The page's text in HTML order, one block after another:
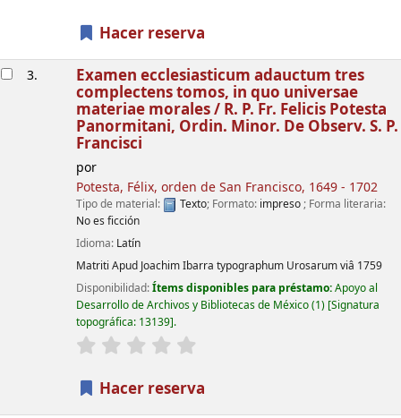
Hacer reserva
3. Examen ecclesiasticum adauctum tres
complectens tomos, in quo universae
materiae morales / R. P. Fr. Felicis Potesta
Panormitani, Ordin. Minor. De Observ. S. P.
Francisci
por
Potesta, Félix, orden de San Francisco, 1649 - 1702
Tipo de material: Texto; Formato: impreso; Forma literaria:
No es ficción
Idioma: Latín
Matriti Apud Joachim Ibarra typographum Urosarum viâ 1759
Disponibilidad:Ítems disponibles para préstamo:Apoyo al
Desarrollo de Archivos y Bibliotecas de México(1) Signatura
topográfica: 13139 .
valoración
Hacer reserva